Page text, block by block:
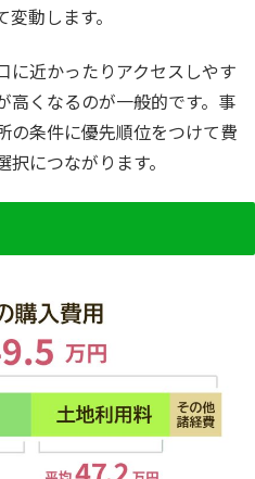
動します。
に近かったりアクセスしやす
高くなるのが一般的です。事
の条件に優先順位をつけて費
につながります。